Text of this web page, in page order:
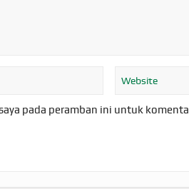
pada peramban ini untuk